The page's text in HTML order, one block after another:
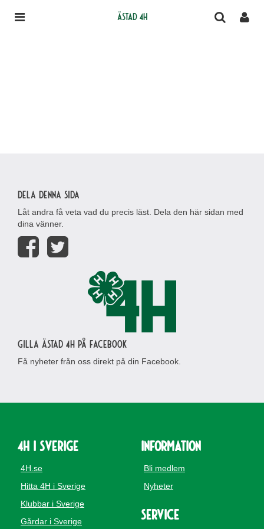
Ästad 4H
Dela denna sida
Låt andra få veta vad du precis läst. Dela den här sidan med
dina vänner.
Gilla Ästad 4H på Facebook
Få nyheter från oss direkt på din Facebook.
4H i Sverige
4H.se
Hitta 4H i Sverige
Klubbar i Sverige
Gårdar i Sverige
Information
Bli medlem
Nyheter
Service